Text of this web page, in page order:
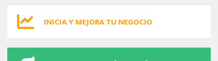
INICIA Y MEJORA TU NEGOCIO